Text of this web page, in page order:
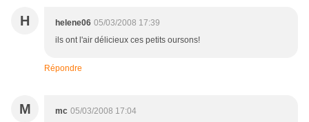
H helene06 05/03/2008 17:39
ils ont l'air délicieux ces petits oursons!
Répondre
M mc 05/03/2008 17:04